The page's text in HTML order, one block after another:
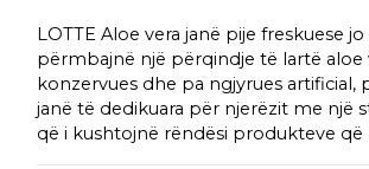
LOTTE Aloe vera janë pije freskuese
përmbajnë një përqindje të lartë aloe
konzervues dhe pa ngjyrues artificial,
janë të dedikuara për njerëzit me një
që i kushtojnë rëndësi produkteve që